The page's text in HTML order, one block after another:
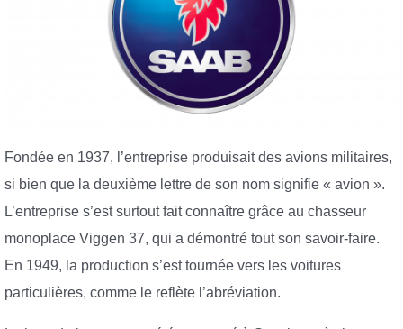
Fondée en 1937, l’entreprise produisait des avions militaires,
si bien que la deuxième lettre de son nom signifie « avion ».
L’entreprise s’est surtout fait connaître grâce au chasseur
monoplace Viggen 37, qui a démontré tout son savoir-faire.
En 1949, la production s’est tournée vers les voitures
particulières, comme le reflète l’abréviation.